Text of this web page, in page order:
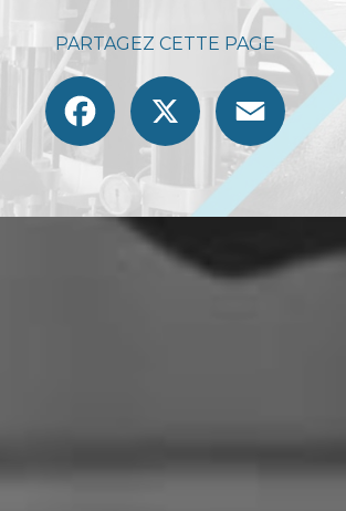
PARTAGEZ CETTE PAGE
Facebook
Email